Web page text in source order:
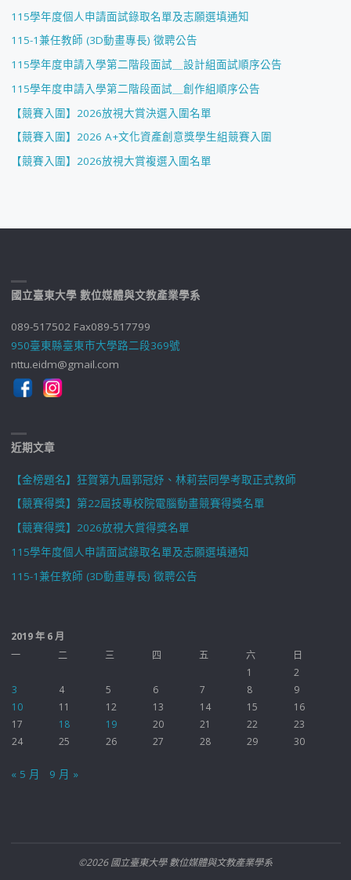
115學年度個人申請面試錄取名單及志願選填通知
115-1兼任教師 (3D動畫專長) 徵聘公告
115學年度申請入學第二階段面試＿設計組面試順序公告
115學年度申請入學第二階段面試＿創作組順序公告
【競賽入圍】2026放視大賞決選入圍名單
【競賽入圍】2026 A+文化資產創意獎學生組競賽入圍
【競賽入圍】2026放視大賞複選入圍名單
國立臺東大學 數位媒體與文教產業學系
089-517502 Fax089-517799
950臺東縣臺東市大學路二段369號
nttu.eidm@gmail.com
近期文章
【金榜題名】狂賀第九屆郭冠妤、林莉芸同學考取正式教師
【競賽得獎】第22屆技專校院電腦動畫競賽得獎名單
【競賽得獎】2026放視大賞得獎名單
115學年度個人申請面試錄取名單及志願選填通知
115-1兼任教師 (3D動畫專長) 徵聘公告
2019 年 6 月
一
二 三 四 五 六
日
1
2
3
4 5 6 7 8
9
10
11 12 13 14 15
16
17
18 19 20 21 22
23
24
25 26 27 28 29 30
« 5 月 9 月 »
©2026 國立臺東大學 數位媒體與文教產業學系